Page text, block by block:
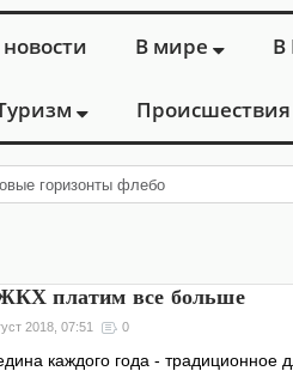
новости В мире В
горизонты флебологии: в Москве
платим все больше
2018, 07:51 0
каждого года - традиционное